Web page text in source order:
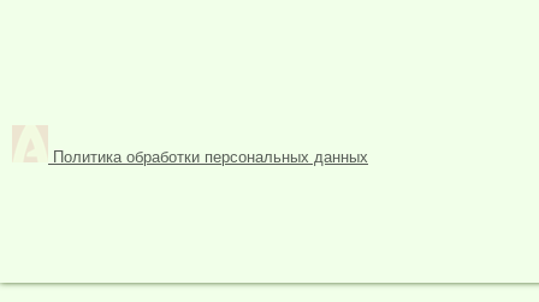
Политика обработки персональных данных